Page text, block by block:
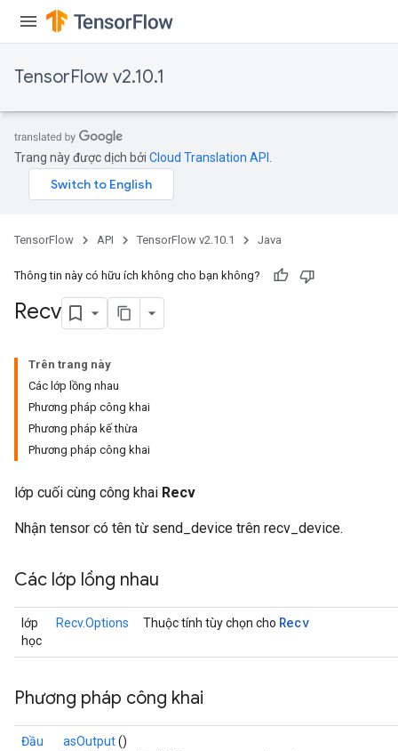
TensorFlow v2.10.1
Trang này được dịch bởi Cloud Translation API
TensorFlow API TensorFlow v2.10.1 Java
Thông tin này có hữu ích không cho bạn không?
Recv
Trên trang này
Các lớp lồng nhau
Phương pháp công khai
Phương pháp kế thừa
Phương pháp công khai
lớp cuối cùng công khai Recv
Nhận tensor có tên từ send_device trên recv_device.
Các lớp lồng nhau
lớp
học
Recv.Options Thuộc tính tùy chọn cho Recv
Phương pháp công khai
Đầu
asOutput()